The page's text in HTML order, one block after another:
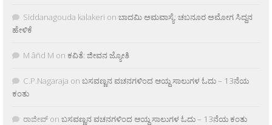
Siddanagouda kalakeri on ಬಾದಮಿ ಅಮವಾಸ್ಯೆ: ಚಬನೂರ ಅಮೋಗ ಸಿದ್ದನ
ಹೇಳಿಕೆ
M âñd M on ಕವಿತೆ: ಜೀವನ ಜ್ಯೋತಿ
C.P.Nagaraja on ಬಸವಣ್ಣನ ವಚನಗಳಿಂದ ಆಯ್ದ ಸಾಲುಗಳ ಓದು – 13ನೆಯ
ಕಂತು
ರಾಜೀವ್ on ಬಸವಣ್ಣನ ವಚನಗಳಿಂದ ಆಯ್ದ ಸಾಲುಗಳ ಓದು – 13ನೆಯ ಕಂತು